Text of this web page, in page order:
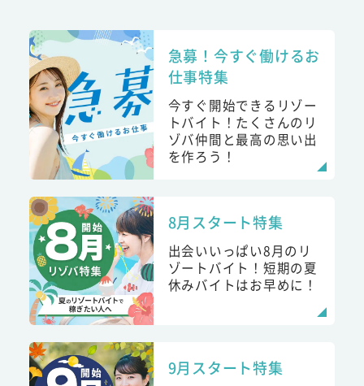
急募！今すぐ働けるお
仕事特集
今すぐ開始できるリゾー
トバイト！たくさんのリ
ゾバ仲間と最高の思い出
を作ろう！
8月スタート特集
出会いいっぱい8月のリ
ゾートバイト！短期の夏
休みバイトはお早めに！
9月スタート特集